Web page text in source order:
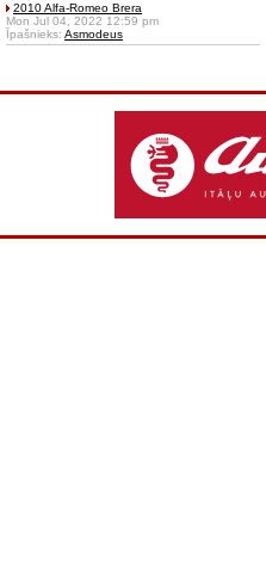
2010 Alfa-Romeo Brera
Mon Jul 04, 2022 12:59 pm
Īpašnieks: Asmodeus